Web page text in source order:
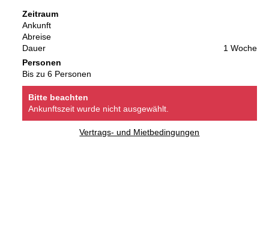
Zeitraum
Ankunft
Abreise
Dauer
1 Woche
Personen
Bis zu 6 Personen
Bitte beachten
Ankunftszeit wurde nicht ausgewählt.
Vertrags- und Mietbedingungen